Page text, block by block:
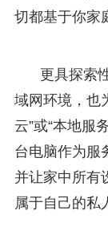
切都基于你家
更具探索
域网环境，也
云”或“本地服
台电脑作为服
并让家中所有
属于自己的私